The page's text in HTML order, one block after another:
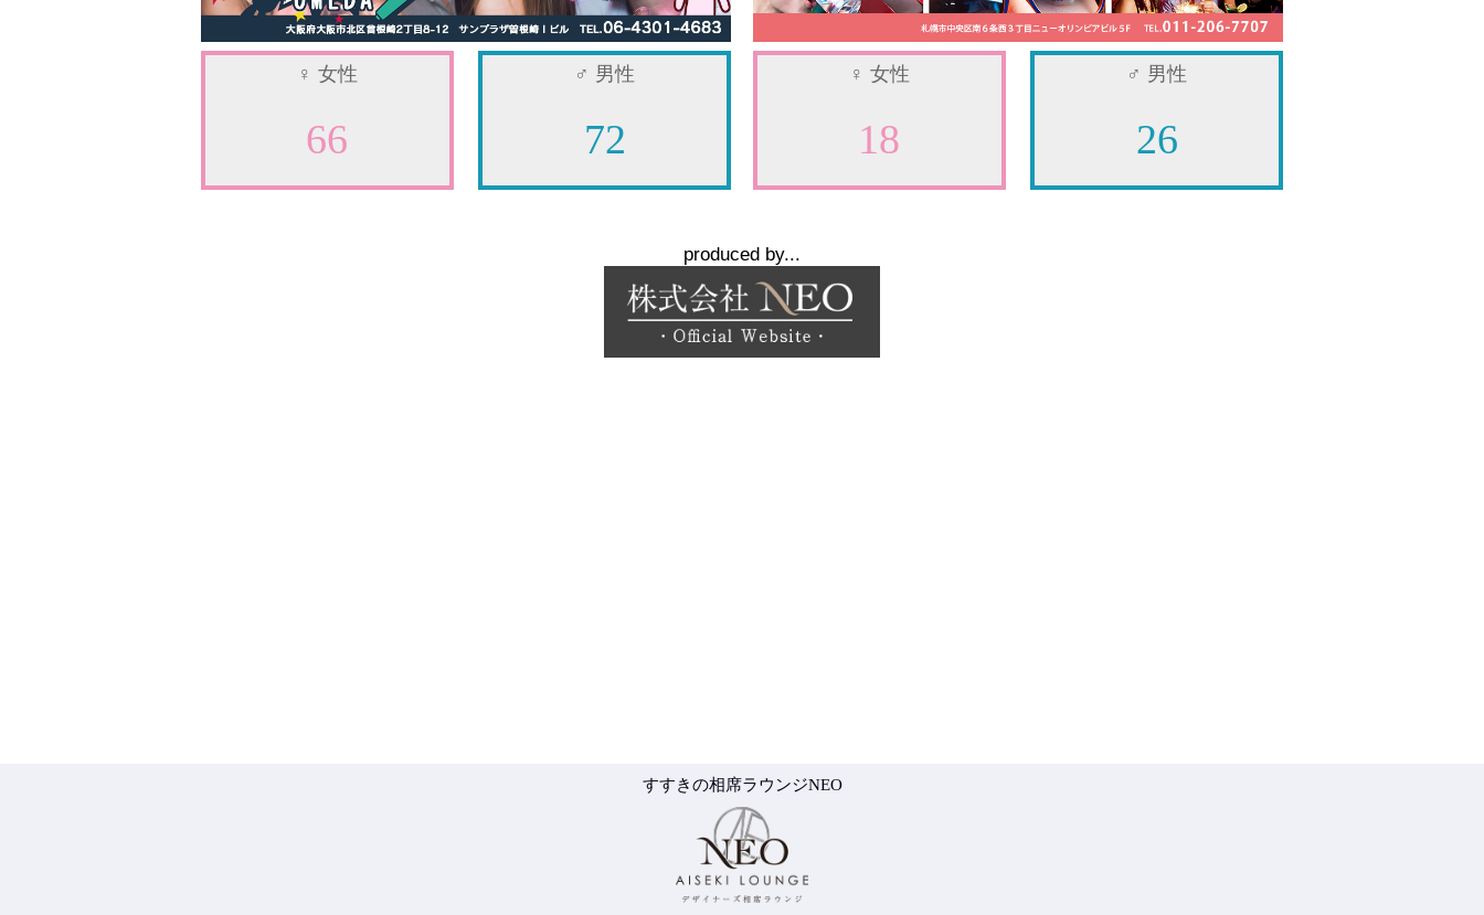
♀ 女性
66
♂ 男性
72
♀ 女性
18
♂ 男性
26
produced by...
すすきの相席ラウンジNEO